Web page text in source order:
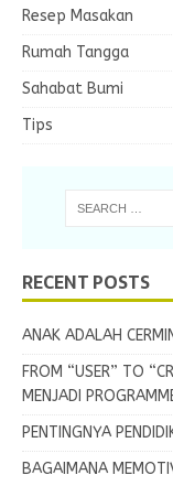
Resep Masakan
Rumah Tangga
Sahabat Bumi
Tips
RECENT POSTS
ANAK ADALAH
FROM “USER” TO
MENJADI
PENTINGNYA
BAGAIMANA